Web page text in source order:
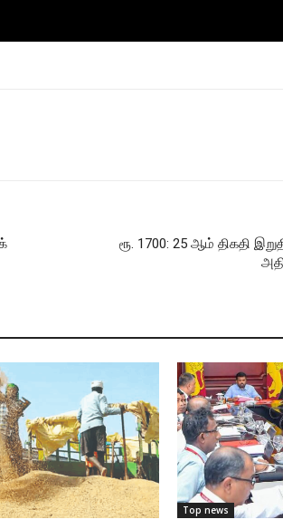
ரூ. 1700: 25 ஆம் திகதி
Top news